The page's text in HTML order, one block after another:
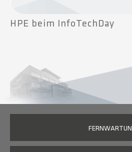
HPE beim InfoTechDay